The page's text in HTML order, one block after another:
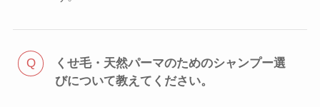
くせ毛・天然パーマのためのシャンプー選
びについて教えてください。